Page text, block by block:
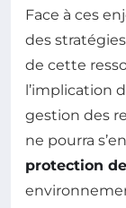
Face à ces
des stratégies
de cette
l’implication
gestion des
ne pourra
protection de